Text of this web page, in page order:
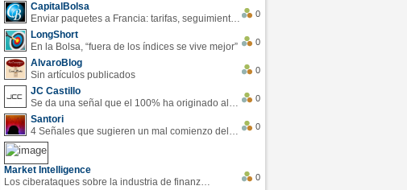
CapitalBolsa
Enviar paquetes a Francia: tarifas, seguimiento y ventajas destacadas
0
LongShort
En la Bolsa, “fuera de los índices se vive mejor”
0
AlvaroBlog
Sin artículos publicados
0
JC Castillo
Se da una señal que el 100% ha originado alzas en las bolsas
0
Santori
4 Señales que sugieren un mal comienzo del 3T de la economía EEUU
0
Market Intelligence
Los ciberataques sobre la industria de finanzas se han duplicado este año
0